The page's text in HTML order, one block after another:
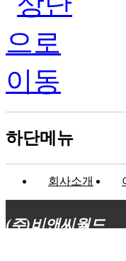
하단메뉴
회사소개
(주)비앤씨월드